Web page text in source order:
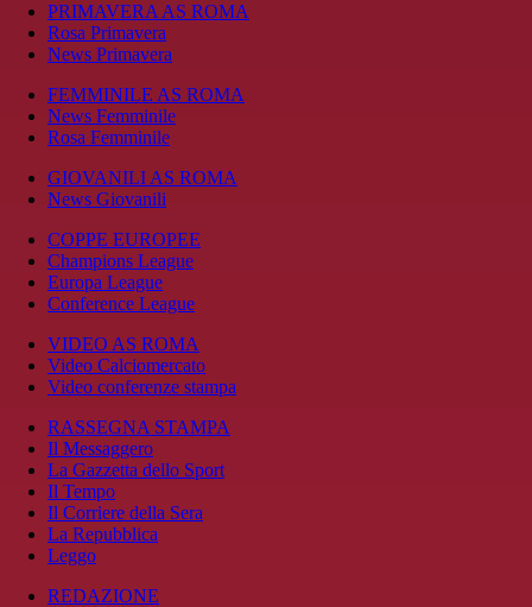
PRIMAVERA AS ROMA
Rosa Primavera
News Primavera
FEMMINILE AS ROMA
News Femminile
Rosa Femminile
GIOVANILI AS ROMA
News Giovanili
COPPE EUROPEE
Champions League
Europa League
Conference League
VIDEO AS ROMA
Video Calciomercato
Video conferenze stampa
RASSEGNA STAMPA
Il Messaggero
La Gazzetta dello Sport
Il Tempo
Il Corriere della Sera
La Repubblica
Leggo
REDAZIONE